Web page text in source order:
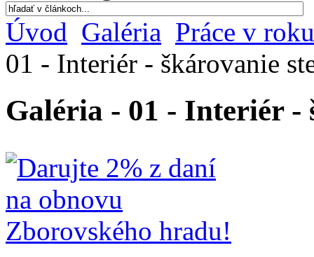
Úvod Galéria Práce v
01 - Interiér - škárovanie
Galéria - 01 - Interiér -